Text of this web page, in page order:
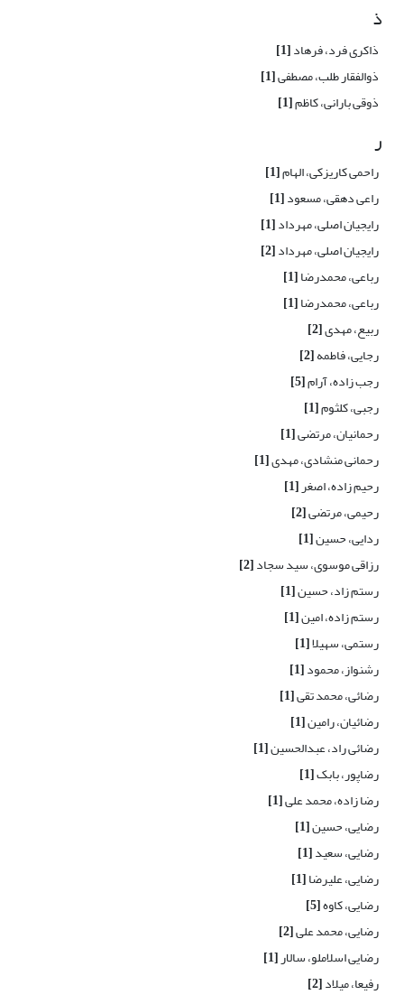
ذ
ذاکری فرد، فرهاد[1]
ذوالفقار طلب، مصطفی[1]
ذوقی بارانی، کاظم[1]
ر
راحمی کاریزکی، الهام[1]
راعی دهقی، مسعود[1]
رایجیان اصلی، مهرداد[1]
رایجیان اصلی، مهرداد[2]
رباعی، محمدرضا[1]
رباعی، محمدرضا[1]
ربیع، مهدی[2]
رجایی، فاطمه[2]
رجب زاده، آرام[5]
رجبی، کلثوم[1]
رحمانیان، مرتضی[1]
رحمانی منشادی، مهدی[1]
رحیم زاده، اصغر[1]
رحیمی، مرتضی[2]
ردایی، حسین[1]
رزاقی موسوی، سید سجاد[2]
رستم زاد، حسین[1]
رستم زاده، امین[1]
رستمی، سهیلا[1]
رشنواز، محمود[1]
رضائی، محمد تقی[1]
رضائیان، رامین[1]
رضائی راد، عبدالحسین[1]
رضاپور، بابک[1]
رضا زاده، محمد علی[1]
رضایی، حسین[1]
رضایی، سعید[1]
رضایی، علیرضا[1]
رضایی، کاوه[5]
رضایی، محمد علی[2]
رضایی اسلاملو، سالار[1]
رفیعا، میلاد[2]